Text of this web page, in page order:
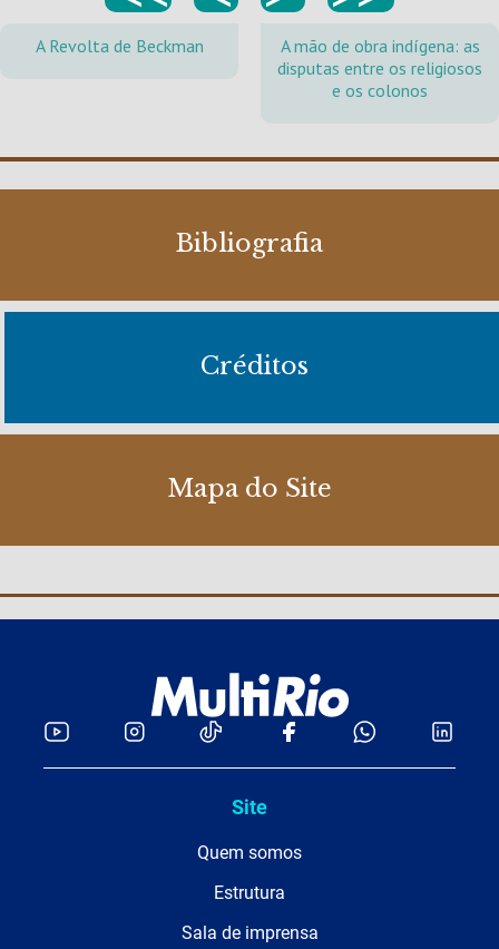
A Revolta de Beckman
A mão de obra indígena: as
disputas entre os religiosos
e os colonos
Bibliografia
Créditos
Mapa do Site
Site
Quem somos
Estrutura
Sala de imprensa